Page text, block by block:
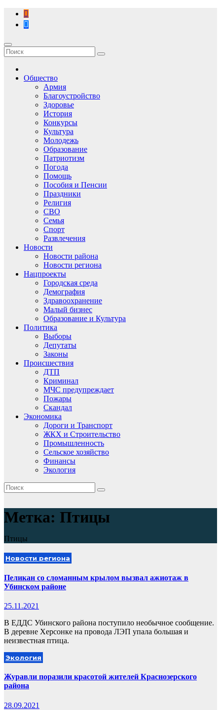
Перейти
содержимому
Общество
Армия
Благоустройство
Здоровье
История
Конкурсы
Культура
Молодежь
Образование
Патриотизм
Погода
Помощь
Пособия и Пенсии
Праздники
Религия
СВО
Семья
Спорт
Развлечения
Новости
Новости района
Новости региона
Нацпроекты
Городская среда
Демография
Здравоохранение
Малый бизнес
Образование и Культура
Политика
Выборы
Депутаты
Законы
Происшествия
ДТП
Криминал
МЧС предупреждает
Пожары
Скандал
Экономика
Дороги и Транспорт
ЖКХ и Строительство
Промышленность
Сельское хозяйство
Финансы
Экология
Метка: Птицы
Птицы
Новости региона
Пеликан со сломанным крылом вызвал ажиотаж в
Убинском районе
25.11.2021
В ЕДДС Убинского района поступило необычное сообщение.
В деревне Херсонке на провода ЛЭП упала большая и
неизвестная птица.
Экология
Журавли поразили красотой жителей Краснозерского
района
28.09.2021